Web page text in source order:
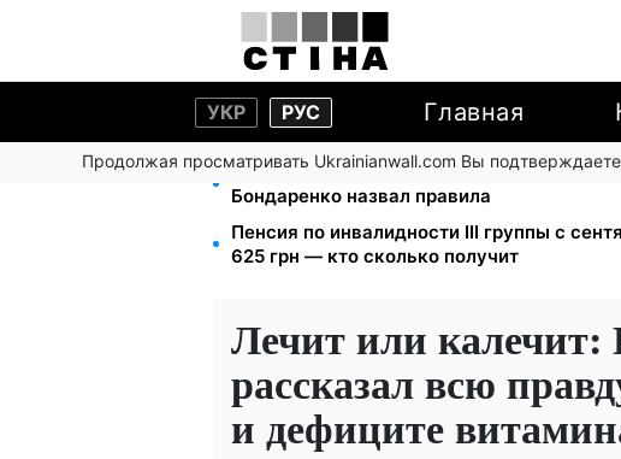
УКР РУС Главная
Продолжая просматривать Ukrainianwall.com Вы
Метро будет принимать киевлян до
Бондаренко назвал правила
Пенсия по инвалидности III группы с
625 грн — кто сколько получит
Лечит или калечит:
рассказал всю
и дефиците